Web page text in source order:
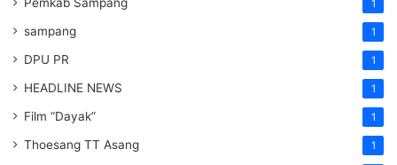
Pemkab Sampang 1
sampang 1
DPU PR 1
HEADLINE NEWS 1
Film “Dayak” 1
Thoesang TT Asang 1